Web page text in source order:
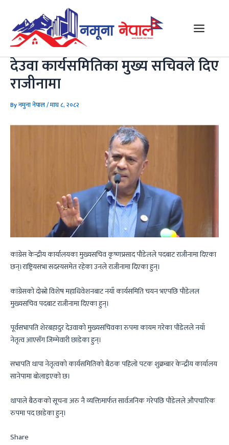
content
Menu
देउवा कार्यसमितिका मुख्य सचिवले दिए
राजीनामा
Byनमुना नेपाल/माघ ८, २०८२
कांग्रेस केन्द्रीय कार्यालयका मुख्यसचिव कृष्णप्रसाद पौडेलले पदबाट राजीनामा दिएका
छन्।राष्ट्रियसभा सदस्यसमेत रहेका उनले राजीनामा दिएका हुन्।
कांग्रेसको दोस्रो विशेष महाधिवेशनबाट नयाँ कार्यसमिति चयन भएपछि पौडेलल
मुख्यसचिव पदबाट राजीनामा दिएका हुन्।
पूर्वसभापति शेरबहादुर देउवाको मुख्यसचिवका रुपमा कायम गरेका पौडेलले नयाँ
नेतृत्व आएसँग जिम्मेवारी छाडेका हुन्।
सभापति थापा नेतृत्वको कार्यसमितिको बैठक पहिलो पटक शुक्रबार केन्द्रीय कार्यालय
सानेपामा बोलाइएको छ।
थापाले बैठकको सूचना अरु नै व्यक्तिमार्फत सार्वजनिक गरेपछि पौडेलले औपचारिक
रुपमा पद छाडेका हुन्।
Share
navigation